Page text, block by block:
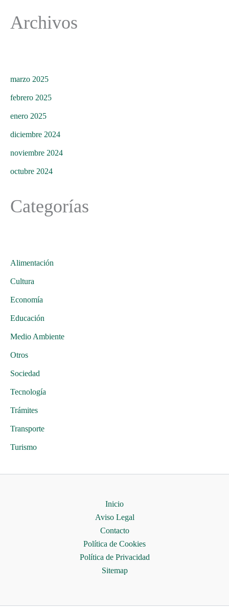
Archivos
marzo 2025
febrero 2025
enero 2025
diciembre 2024
noviembre 2024
octubre 2024
Categorías
Alimentación
Cultura
Economía
Educación
Medio Ambiente
Otros
Sociedad
Tecnología
Trámites
Transporte
Turismo
Inicio
Aviso Legal
Contacto
Política de Cookies
Política de Privacidad
Sitemap